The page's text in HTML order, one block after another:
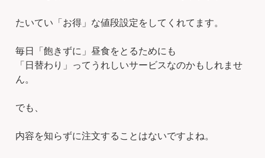
たいてい「お得」な値段設定をしてくれてます。
毎日「飽きずに」昼食をとるためにも
「日替わり」ってうれしいサービスなのかもしれませ
ん。
でも、
内容を知らずに注文することはないですよね。